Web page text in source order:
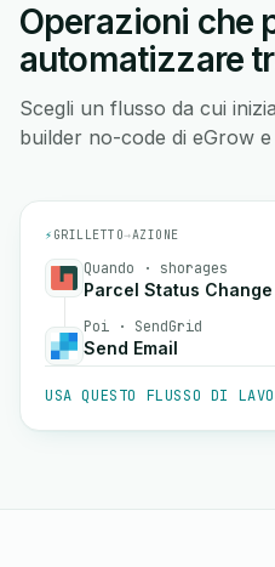
Operazioni che
automatizzare
Scegli un flusso da cui
builder no-code di eGrow e
⚡ GRILLETTO→AZIONE
Quando · shorages
Parcel Status Change
Poi · SendGrid
Send Email
USA QUESTO FLUSSO DI